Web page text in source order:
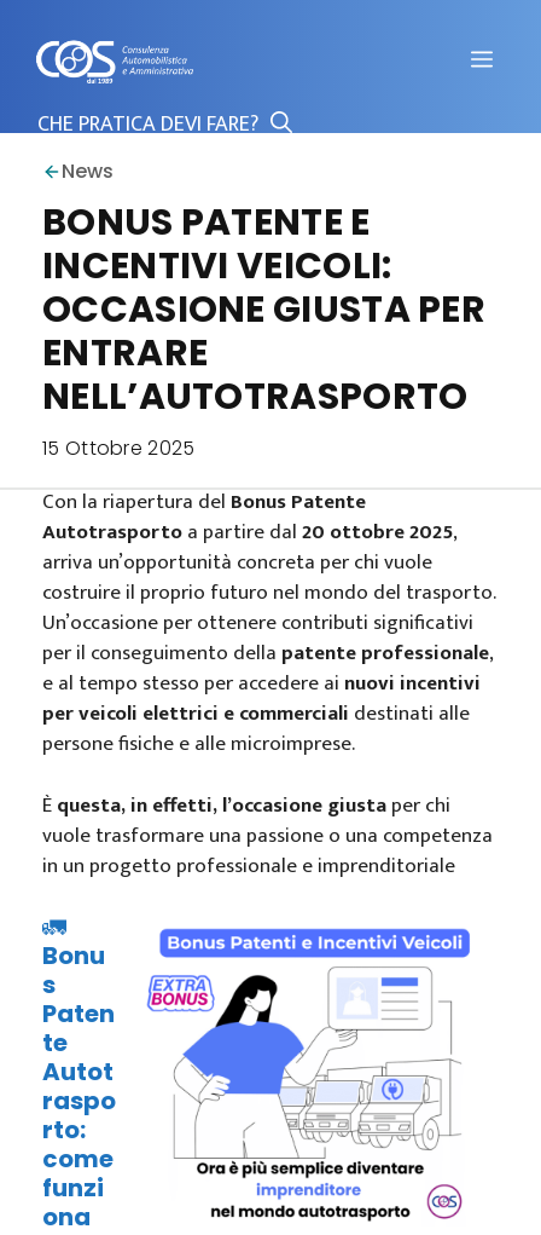
contenuto
News
BONUS PATENTE E
INCENTIVI VEICOLI:
OCCASIONE GIUSTA PER
ENTRARE
NELL’AUTOTRASPORTO
15 Ottobre 2025
Con la riapertura del Bonus Patente
Autotrasportoa partire dal20 ottobre 2025,
arriva un’opportunità concreta per chi vuole
costruire il proprio futuro nel mondo del trasporto.
Un’occasione per ottenere contributi significativi
per il conseguimento della patente professionale,
e al tempo stesso per accedere ai nuovi incentivi
per veicoli elettrici e commerciali destinati alle
persone fisiche e alle microimprese.
Èquesta, in effetti, l’occasione giustaper chi
vuole trasformare una passione o una competenza
in un progetto professionale e imprenditoriale
🚛
Bonu
s
Paten
te
Autot
raspo
rto:
come
funzi
ona